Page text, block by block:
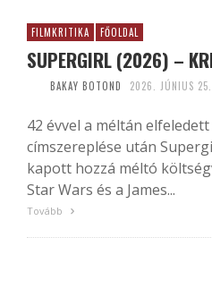
FILMKRITIKA FŐOLDAL
SUPERGIRL (2026) –
BAKAY BOTOND 2026. JÚNIUS
42 évvel a méltán
címszereplése után
kapott hozzá méltó
Star Wars és a James...
Tovább